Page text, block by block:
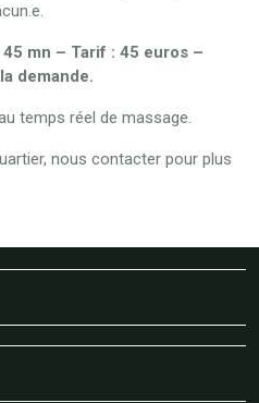
mn – Tarif : 45 euros –
demande.
temps réel de massage.
nous contacter pour plus